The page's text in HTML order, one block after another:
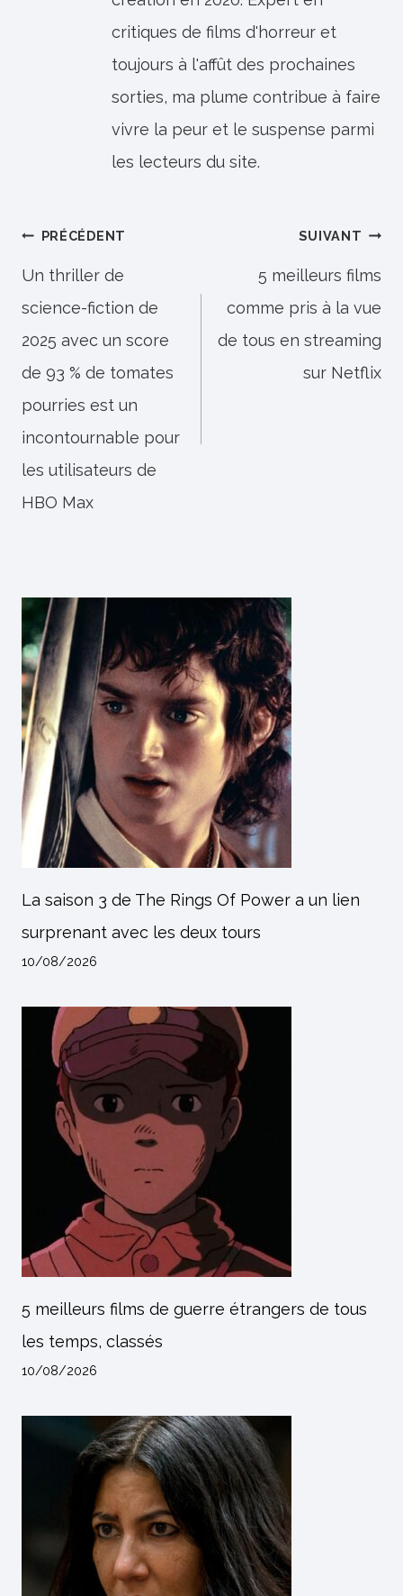
critiques de films d'horreur et
toujours à l'affût des prochaines
sorties, ma plume contribue à faire
vivre la peur et le suspense parmi
les lecteurs du site.
Navigation
de
l’article
PRÉCÉDENT
Un thriller de
science-fiction de
2025 avec un score
de 93 % de tomates
pourries est un
incontournable pour
les utilisateurs de
HBO Max
SUIVANT
5 meilleurs films
comme pris à la vue
de tous en streaming
sur Netflix
La saison 3 de The Rings Of Power a un lien
surprenant avec les deux tours
10/08/2026
5 meilleurs films de guerre étrangers de tous
les temps, classés
10/08/2026